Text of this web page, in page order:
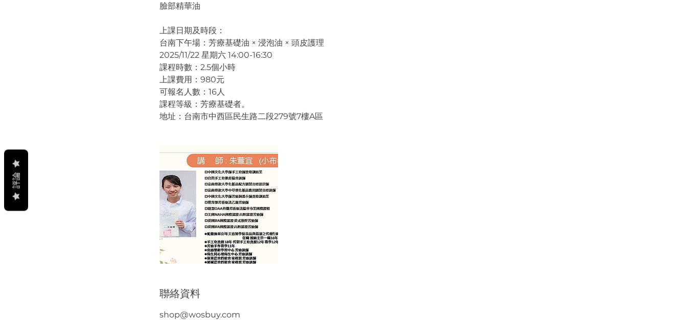
臉部精華油
上課日期及時段：
台南下午場：芳療基礎油 × 浸泡油 × 頭皮護理
2025/11/22 星期六 14:00-16:30
課程時數：2.5個小時
上課費用：980元
可報名人數：16人
課程等級：芳療基礎者。
地址：台南市中西區民生路二段279號7樓A區
聯絡資料
shop@wosbuy.com
評論